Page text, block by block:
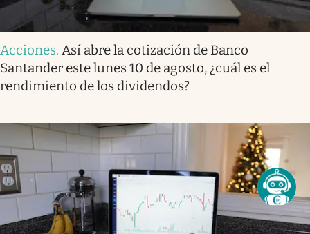
Acciones. Así abre la cotización de Banco
Santander este lunes 10 de agosto, ¿cuál es el
rendimiento de los dividendos?